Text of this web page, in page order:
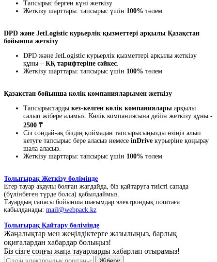
Тапсырыс берген күні жеткізу
Жеткізу шарттары: тапсырыс үшін 100% төлем
DPD және JetLogistic курьерлік қызметтері арқылы Қазақстан
бойынша жеткізу
DPD және JetLogistic курьерлік қызметтері арқылы жеткізу
құны – КҚ тарифтеріне сәйкес.
Жеткізу шарттары: тапсырыс үшін 100% төлем
Қазақстан бойынша көлік компанияларымен жеткізу
Тапсырыстарды кез-келген көлік компаниялары арқылы
салып жібере аламыз. Көлік компаниясына дейін жеткізу құны -
2500 ₸
Сіз сондай-ақ біздің қоймадан тапсырысыңызды өзіңіз алып
кетуге тапсырыс бере аласыз немесе inDrive курьеріне қоңырау
шала аласыз.
Жеткізу шарттары: тапсырыс үшін 100% төлем
Толығырақ Жеткізу бөлімінде
Егер тауар ақаулы болған жағдайда, біз қайтаруға тиісті сапада
(бүлінбеген түрде болса) қабылдаймыз.
Тауардың сапасы бойынша шағымдар электрондық поштаға
қабылданады: mail@webpack.kz
Толығырақ Қайтару бөлімінде
Жаңалықтар мен жеңілдіктерге жазылыңыз, барлық
оқиғалардан хабардар болыңыз!
Біз сізге соңғы жаңа тауарларды хабарлап отырамыз!